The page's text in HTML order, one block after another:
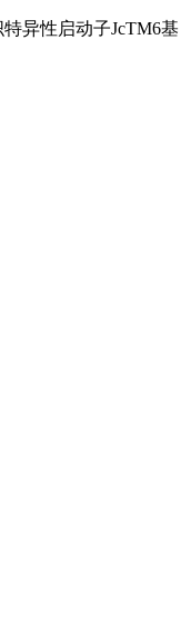
异性启动子JcTM6基